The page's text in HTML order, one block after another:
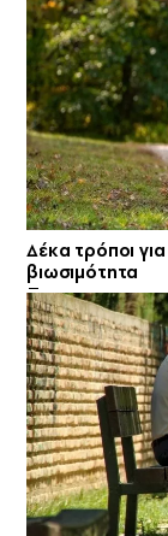
Δέκα τρόποι
βιωσιμότητα